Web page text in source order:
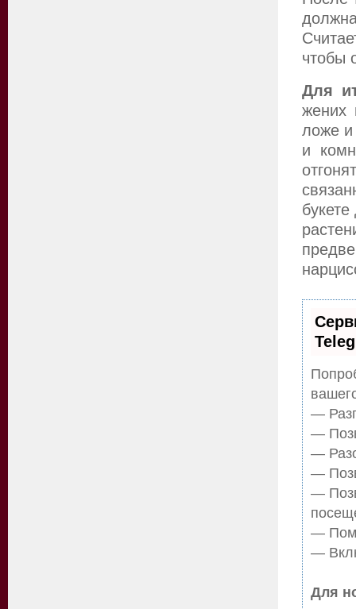
чтобы
Для
жених
ложе
и
—
—
—
—
—
—
—
Для